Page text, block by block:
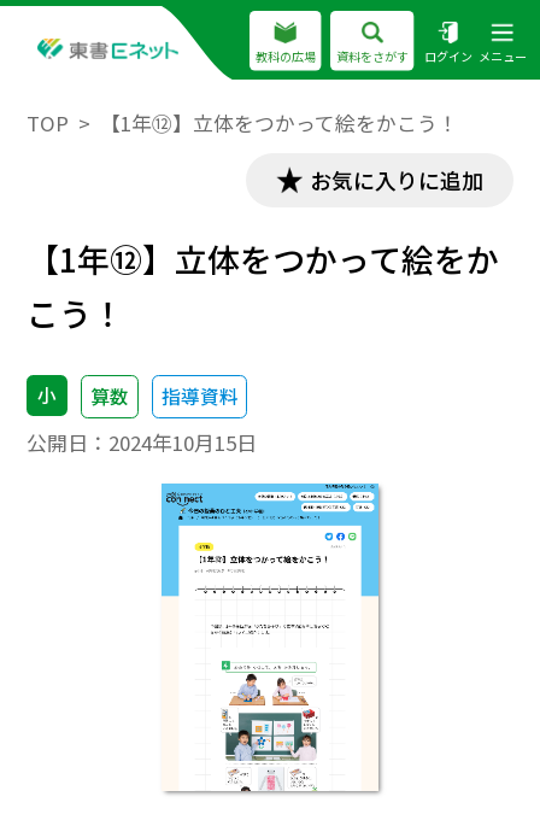
教科の広場 資料をさがす ログイン メニュー
TOP 【1年⑫】立体をつかって絵をかこう！
お気に入りに追加
【1年⑫】立体をつかって絵をか
こう！
小 算数 指導資料
公開日： 2024年10月15日